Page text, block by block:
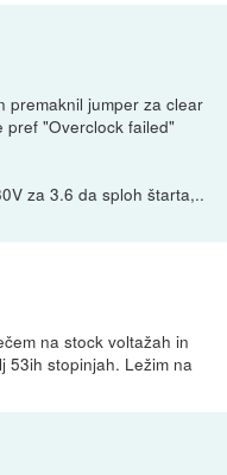
premaknil jumper za clear
pref "Overclock failed"
za 3.6 da sploh štarta,..
na stock voltažah in
53ih stopinjah. Ležim na